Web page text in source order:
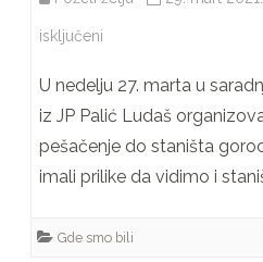
isključeni
pešačenje
U nedelju 27. marta u
iz JP Palić Ludaš
pešačenje do staništa
imali prilike da vidimo i
Gde smo bili